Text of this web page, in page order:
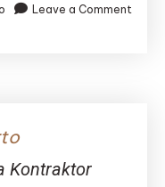
Leave a Comment
Kontraktor